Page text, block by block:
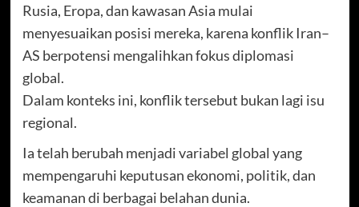
Rusia, Eropa, dan kawasan Asia mulai
menyesuaikan posisi mereka, karena konflik Iran–
AS berpotensi mengalihkan fokus diplomasi
global.
Dalam konteks ini, konflik tersebut bukan lagi isu
regional.
Ia telah berubah menjadi variabel global yang
mempengaruhi keputusan ekonomi, politik, dan
keamanan di berbagai belahan dunia.